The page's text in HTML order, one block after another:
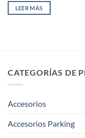
de
LEER MÁS
CATEGORÍAS DE
Accesorios
Accesorios Parking